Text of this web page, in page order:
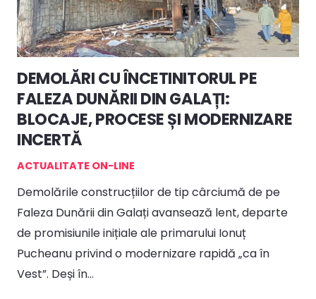
DEMOLĂRI CU ÎNCETINITORUL PE
FALEZA DUNĂRII DIN GALAȚI:
BLOCAJE, PROCESE ȘI MODERNIZARE
INCERTĂ
ACTUALITATE ON-LINE
Demolările construcțiilor de tip cârciumă de pe
Faleza Dunării din Galați avansează lent, departe
de promisiunile inițiale ale primarului Ionuț
Pucheanu privind o modernizare rapidă „ca în
Vest”. Deși în…